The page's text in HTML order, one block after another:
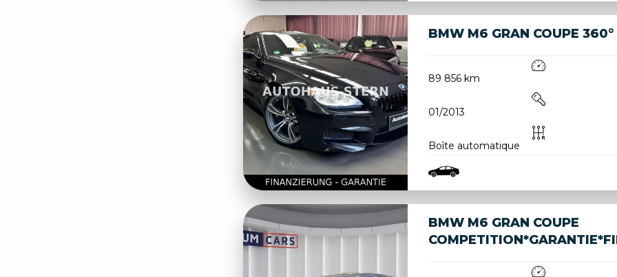
BMW M6 GRAN COUPE 360°
89 856 km
01/2013
Boîte automatique
BMW M6 GRAN COUPE